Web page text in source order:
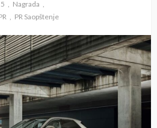
Nagrada
PR Saopštenje